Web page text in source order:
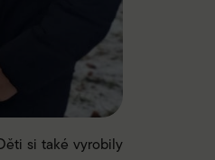
si také vyrobily